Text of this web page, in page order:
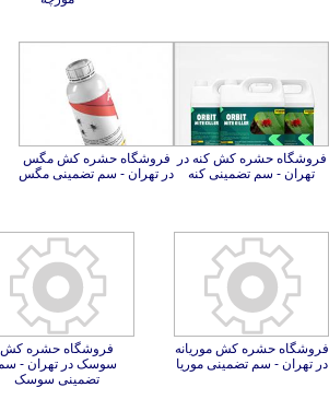
فروشگاه حشره کش کنه در
تهران - سم تضمینی کنه
فروشگاه حشره کش مگس
در تهران - سم تضمینی مگس
فروشگاه حشره کش موریانه
در تهران - سم تضمینی موریا
فروشگاه حشره کش
سوسک در تهران - سم
تضمینی سوسک